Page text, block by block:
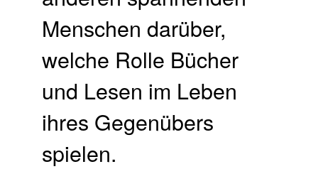
Menschen darüber,
welche Rolle Bücher
und Lesen im Leben
ihres Gegenübers
spielen.